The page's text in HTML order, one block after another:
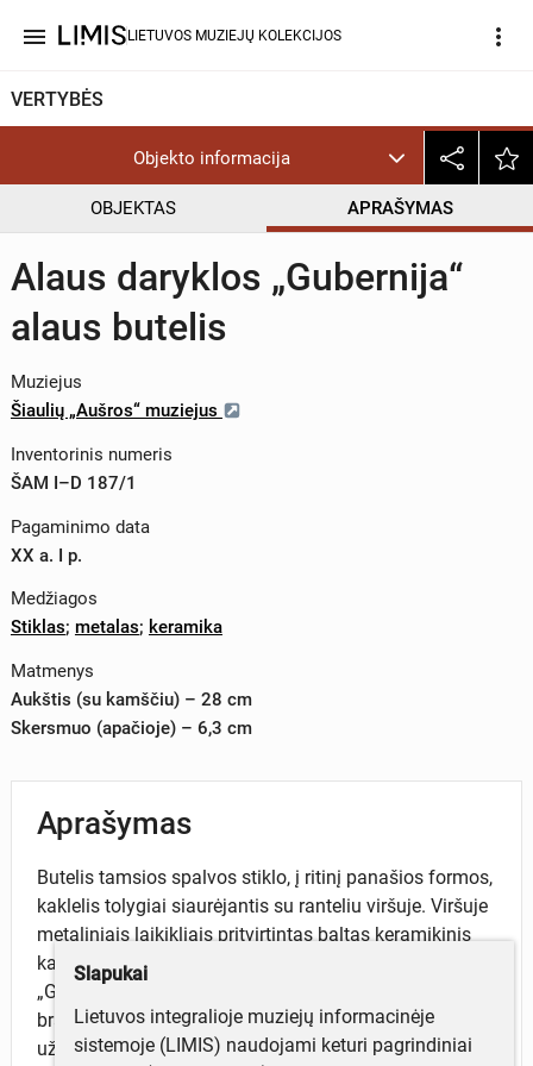
menu LIETUVOS MUZIEJŲ KOLEKCIJOS more_vert
VERTYBĖS
Objekto informacija
OBJEKTAS APRAŠYMAS
Alaus daryklos „Gubernija“
alaus butelis
Muziejus
Šiaulių „Aušros“ muziejus
Inventorinis numeris
ŠAM I–D 187/1
Pagaminimo data
XX a. I p.
Medžiagos
Stiklas; metalas; keramika
Matmenys
Aukštis (su kamščiu) – 28 cm
Skersmuo (apačioje) – 6,3 cm
Aprašymas
Butelis tamsios spalvos stiklo, į ritinį panašios formos,
kaklelis tolygiai siaurėjantis su ranteliu viršuje. Viršuje
metaliniais laikikliais pritvirtintas baltas keramikinis
kamštis. Ant jo užrašas: ALAUS DARYKLA
„GUBERNIJA“ ŠIAULIAI. Ant butelio šono „Gubernijos“
bravoro emblema - du ožiai prie alaus statinės ir
užrašai: AKC. ALAUS BRAVORO B-VĖ „GUBERNIJA“
Slapukai
Lietuvos integralioje muziejų informacinėje
sistemoje (LIMIS) naudojami keturi pagrindiniai